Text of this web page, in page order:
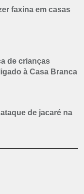
faxina em casas
de crianças
à Casa Branca
de jacaré na